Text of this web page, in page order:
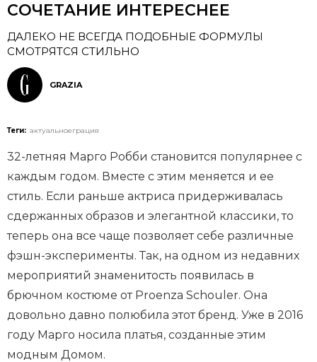
СОЧЕТАНИЕ ИНТЕРЕСНЕЕ
ДАЛЕКО НЕ ВСЕГДА ПОДОБНЫЕ ФОРМУЛЫ
СМОТРЯТСЯ СТИЛЬНО
GRAZIA
Теги: актуальноеграция
32-летняя Марго Робби становится популярнее с
каждым годом. Вместе с этим меняется и ее
стиль. Если раньше актриса придерживалась
сдержанных образов и элегантной классики, то
теперь она все чаще позволяет себе различные
фэшн-эксперименты. Так, на одном из недавних
мероприятий знаменитость появилась в
брючном костюме от Proenza Schouler. Она
довольно давно полюбила этот бренд. Уже в 2016
году Марго носила платья, созданные этим
модным Домом.